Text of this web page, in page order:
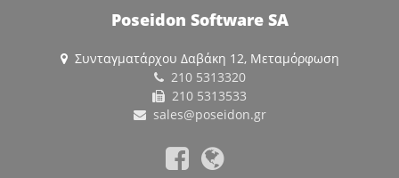
Poseidon Software SA
Συνταγματάρχου Δαβάκη 12, Μεταμόρφωση
210 5313320
210 5313533
sales@poseidon.gr